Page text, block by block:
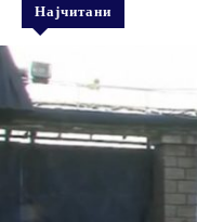
Најчитани